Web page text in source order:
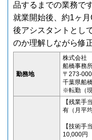
品するまでの業務です
就業開始後、約1ヶ
後アシスタントとし
のか理解しながら修
勤務地
株式会社
船橋事務
〒273-
千葉県船
※転勤（
【残業手当
有（月平
【技術手当
10,000円